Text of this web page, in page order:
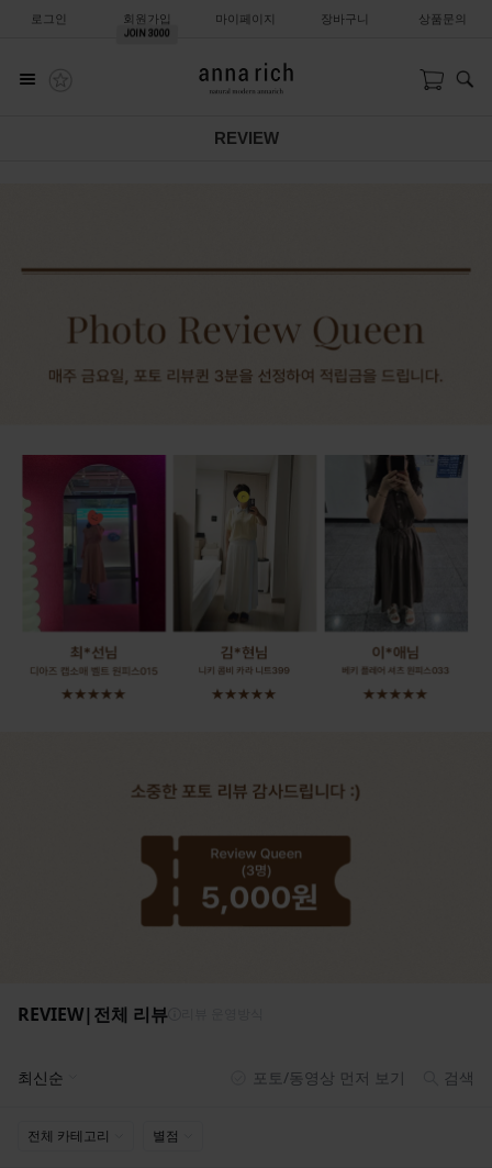
로그인 회원가입
JOIN 3000
마이페이지 장바구니 상품문의
REVIEW